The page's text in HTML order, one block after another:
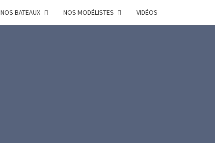
NOS BATEAUX NOS MODÉLISTES VIDÉOS